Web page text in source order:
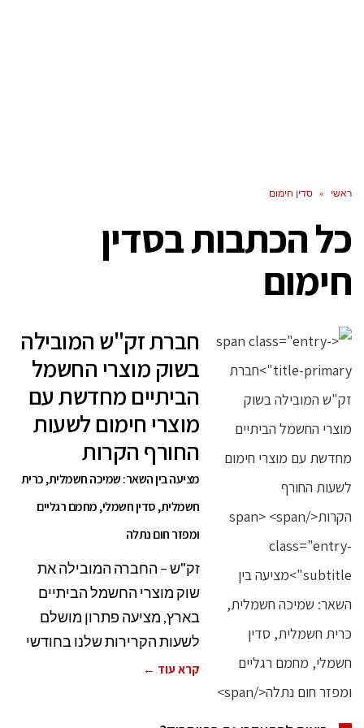
ראשי » סדין חימום
כל הכתבות בסדין
חימום
חברת זק"ש המובילה
בשוק מוצרי החשמל
הביתיים מחדשת עם
מוצרי חימום לשעות
החורף הקרות
מציעה בין השאר: שמיכה חשמלית, כרית
חשמלית, סדין חשמלי, מחמם רגליים
ומפזר חום נתלה
זק"ש – החברה המובילה את
שוק מוצרי החשמל הביתיים
בארץ, מציעה פתרון מושלם
לשעות הקרירות שלנו בחודשי
קרא עוד ←